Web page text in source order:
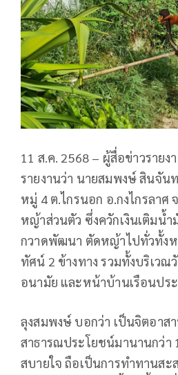
11 ส.ค. 2568 – ผู้สื่อข่าวรายง
รายงานว่า นายสมพงษ์ สินจัน
หมู่ 4 ต.ไกรนอก อ.กงไกรลาศ
หญ้าส่วนตัว ซึ่งควักเงินเติมน้ำ
กวาดพัฒนา ตัดหญ้าไปทั่วทั้ง
ทัศน์ 2 ข้างทาง รวมทั้งบริเวณ
อนามัย และหน้าบ้านเรือนปร
ลุงสมพงษ์ บอกว่า เป็นจิตอาส
สาธารณประโยชน์มานานกว่า
สบายใจ ถือเป็นการทำทานส